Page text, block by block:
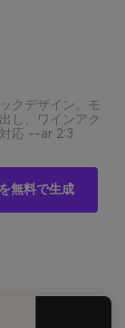
クデザイン。モ
し、ワインアク
応 --ar 2:3
無料で生成